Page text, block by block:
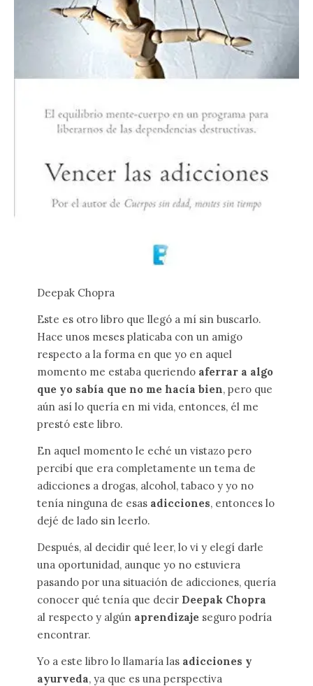
Deepak Chopra
Este es otro libro que llegó a mí sin buscarlo.
Hace unos meses platicaba con un amigo
respecto a la forma en que yo en aquel
momento me estaba queriendo aferrar a algo
que yo sabía que no me hacía bien, pero que
aún así lo quería en mi vida, entonces, él me
prestó este libro.
En aquel momento le eché un vistazo pero
percibí que era completamente un tema de
adicciones a drogas, alcohol, tabaco y yo no
tenía ninguna de esas adicciones, entonces lo
dejé de lado sin leerlo.
Después, al decidir qué leer, lo vi y elegí darle
una oportunidad, aunque yo no estuviera
pasando por una situación de adicciones, quería
conocer qué tenía que decir Deepak Chopra
al respecto y algún aprendizajeseguro podría
encontrar.
Yo a este libro lo llamaría las adicciones y
ayurveda, ya que es una perspectiva